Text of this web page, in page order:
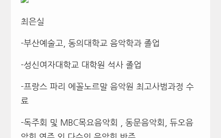
최은실
-부산예술고, 동의대학교 음악학과 졸업
-성신여자대학교 대학원 석사 졸업
-프랑스 파리 에꼴노르말 음악원 최고사범과정 수
료
-독주회 및 MBC목요음악회 , 동문음악회, 듀오음